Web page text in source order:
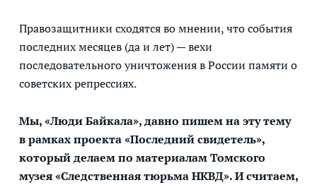
Правозащитники сходятся во мнении, что события
последних месяцев (да и лет) — вехи
последовательного уничтожения в России памяти о
советских репрессиях.
Мы, «Люди Байкала», давно пишем на эту тему
в рамках проекта «Последний свидетель»,
который делаем по материалам Томского
музея «Следственная тюрьма НКВД». И считаем,